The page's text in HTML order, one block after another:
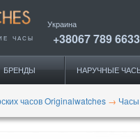
ЧАСЫ
Украина
+38067 789 6633
БРЕНДЫ НАРУЧНЫЕ
часов Originalwatches →